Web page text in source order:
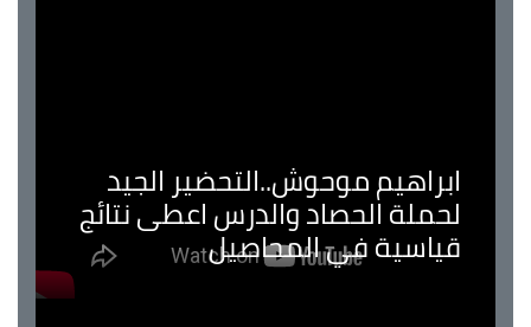
ابراهيم موحوش..التحضير الجيد
لحملة الحصاد والدرس اعطى نتائج
قياسية في المحاصيل